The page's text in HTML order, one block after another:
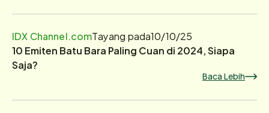
IDX Channel.comTayang pada10/10/25
10 Emiten Batu Bara Paling Cuan di 2024, Siapa
Saja?
Baca Lebih